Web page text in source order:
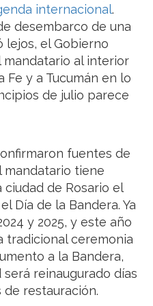
internacional.
desembarco de una
lejos, el Gobierno
al interior
Fe y a Tucumán en lo
de julio parece
fuentes de
mandatario tiene
de Rosario el
Día de la Bandera. Ya
y 2025, y este año
tradicional ceremonia
a la Bandera,
reinaugurado días
restauración.